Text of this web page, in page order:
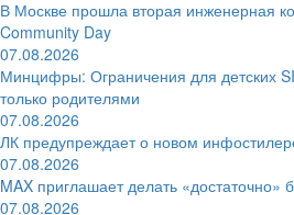
В Москве прошла вторая инженерная
Community Day
07.08.2026
Минцифры: Ограничения для детских
только родителями
07.08.2026
ЛК предупреждает о новом
07.08.2026
MAX приглашает делать «достаточно»
07.08.2026